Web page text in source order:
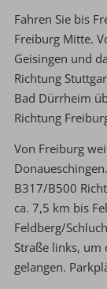
Fahren Sie bis
Freiburg Mitte.
Geisingen und
Richtung
Bad Dürrheim
Richtung
Von Freiburg
B317/B500
ca. 7,5 km bis
Feldberg/
Straße links, um
gelangen.